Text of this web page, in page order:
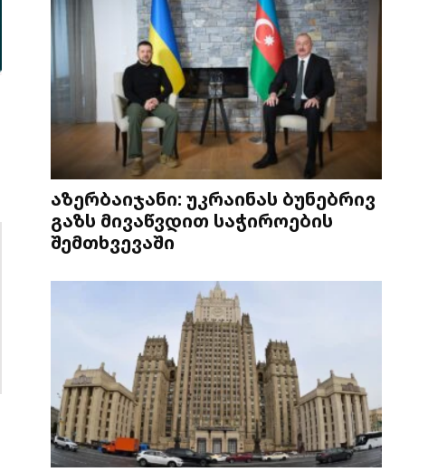
აზერბაიჯანი: უკრაინას ბუნებრივ
გაზს მივაწვდით საჭიროების
შემთხვევაში